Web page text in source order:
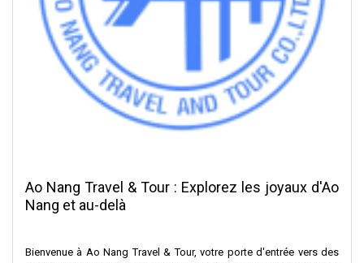
Ao Nang Travel & Tour : Explorez les joyaux d'Ao
Nang et au-delà
Bienvenue à Ao Nang Travel & Tour, votre porte d'entrée vers des